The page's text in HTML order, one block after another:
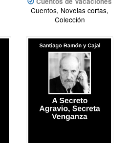
Cuentos, Novelas cortas,
Colección